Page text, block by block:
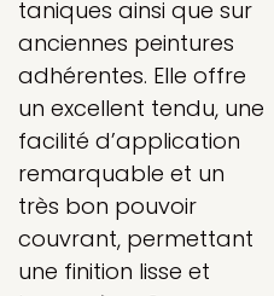
taniques ainsi que sur
anciennes peintures
adhérentes. Elle offre
un excellent tendu, une
facilité d’application
remarquable et un
très bon pouvoir
couvrant, permettant
une finition lisse et